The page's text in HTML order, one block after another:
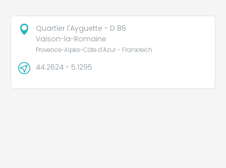
Quartier l'Ayguette - D 86
Vaison-la-Romaine
Provence-Alpes-Côte d’Azur - Frankreich
44.2624 - 5.1295